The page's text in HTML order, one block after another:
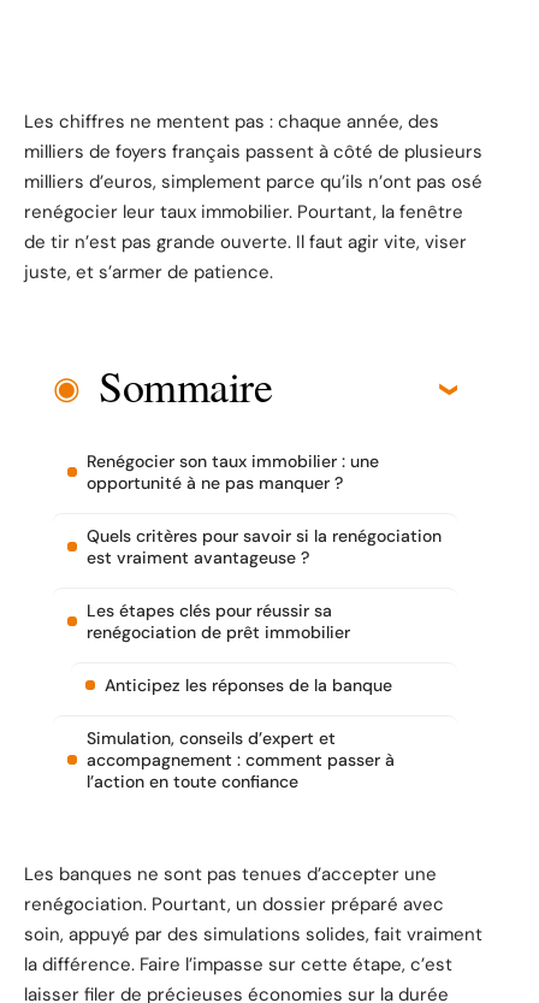
Les chiffres ne mentent pas : chaque année, des
milliers de foyers français passent à côté de plusieurs
milliers d’euros, simplement parce qu’ils n’ont pas osé
renégocier leur taux immobilier. Pourtant, la fenêtre
de tir n’est pas grande ouverte. Il faut agir vite, viser
juste, et s’armer de patience.
Sommaire
Renégocier son taux immobilier : une
opportunité à ne pas manquer ?
Quels critères pour savoir si la renégociation
est vraiment avantageuse ?
Les étapes clés pour réussir sa
renégociation de prêt immobilier
Anticipez les réponses de la banque
Simulation, conseils d’expert et
accompagnement : comment passer à
l’action en toute confiance
Les banques ne sont pas tenues d’accepter une
renégociation. Pourtant, un dossier préparé avec
soin, appuyé par des simulations solides, fait vraiment
la différence. Faire l’impasse sur cette étape, c’est
laisser filer de précieuses économies sur la durée